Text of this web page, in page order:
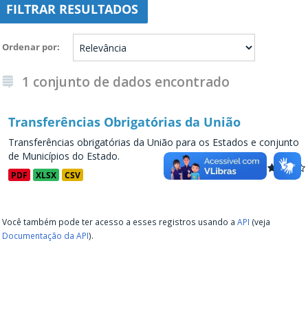
FILTRAR RESULTADOS
Ordenar por
1 conjunto de dados encontrado
Transferências Obrigatórias da União
Transferências obrigatórias da União para os Estados e conjunto
de Municípios do Estado.
PDF XLSX CSV
Você também pode ter acesso a esses registros usando a API (veja
Documentação da API).